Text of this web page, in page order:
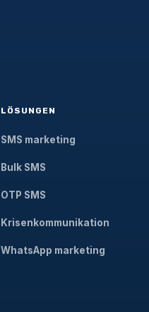
LÖSUNGEN
SMS marketing
Bulk SMS
OTP SMS
Krisenkommunikation
WhatsApp marketing